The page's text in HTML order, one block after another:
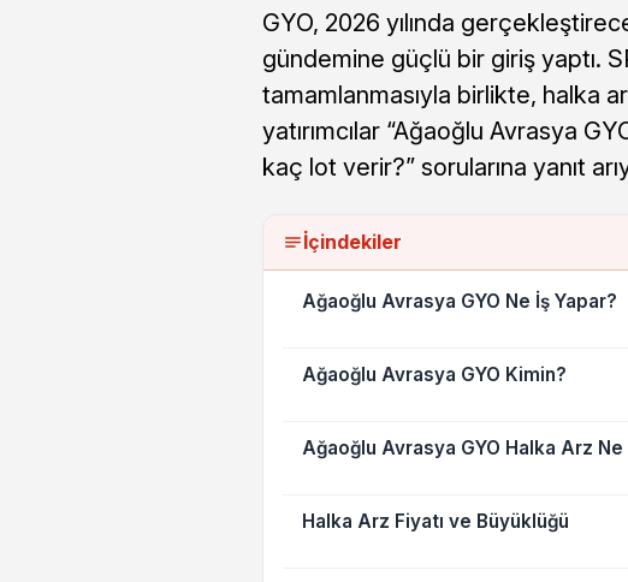
GYO, 2026 yılında
gündemine güçlü bir giriş yaptı.
tamamlanmasıyla birlikte, halka
yatırımcılar “Ağaoğlu Avrasya
kaç lot verir?” sorularına yanıt
İçindekiler
Ağaoğlu Avrasya GYO Ne İş Yapar?
Ağaoğlu Avrasya GYO Kimin?
Ağaoğlu Avrasya GYO Halka Arz Ne
Halka Arz Fiyatı ve Büyüklüğü